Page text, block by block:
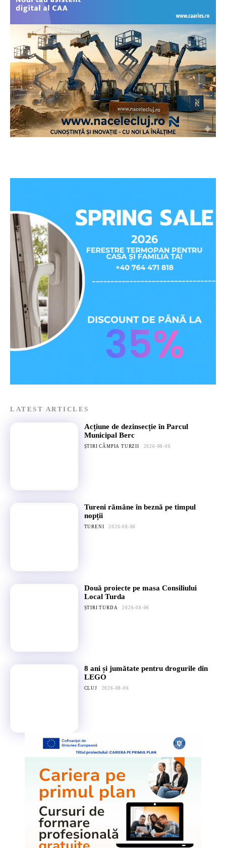
LATEST ARTICLES
Acțiune de dezinsecție în Parcul
Municipal Berc
ȘTIRI CÂMPIA TURZII 2026-08-06
Tureni rămâne în beznă pe timpul
nopții
TURENI 2026-08-06
Două proiecte pe masa Consiliului
Local Turda
ȘTIRI TURDA 2026-08-06
8 ani și jumătate pentru drogurile din
LEGO
CLUJ 2026-08-06